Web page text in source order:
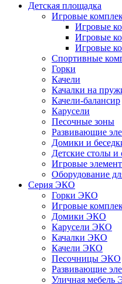
Детская площадка
Игровые
Игровые
Игровые
Игровые
Спортивные
Горки
Качели
Качалки на
Качели-балансир
Карусели
Песочные зоны
Развивающие
Домики и
Детские столы и
Игровые
Оборудование
Серия ЭКО
Горки ЭКО
Игровые
Домики ЭКО
Карусели ЭКО
Качалки ЭКО
Качели ЭКО
Песочницы ЭКО
Развивающие
Уличная мебель